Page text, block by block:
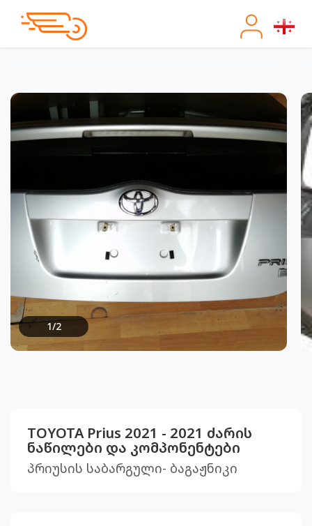
1/2
TOYOTA Prius 2021 - 2021 ძარის
ნაწილები და კომპონენტები
პრიუსის საბარგული- ბაგაჟნიკი